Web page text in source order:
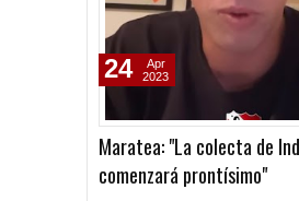
Maratea: "La colecta de
comenzará prontísimo"
24
Apr
2023